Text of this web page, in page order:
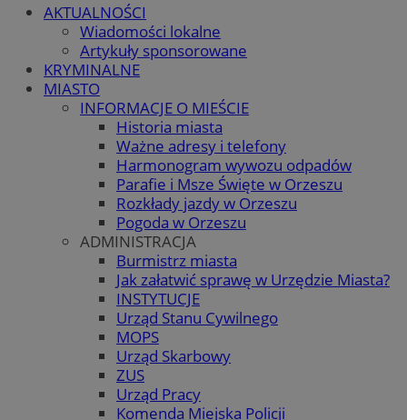
AKTUALNOŚCI
Wiadomości lokalne
Artykuły sponsorowane
KRYMINALNE
MIASTO
INFORMACJE O MIEŚCIE
Historia miasta
Ważne adresy i telefony
Harmonogram wywozu odpadów
Parafie i Msze Święte w Orzeszu
Rozkłady jazdy w Orzeszu
Pogoda w Orzeszu
ADMINISTRACJA
Burmistrz miasta
Jak załatwić sprawę w Urzędzie Miasta?
INSTYTUCJE
Urząd Stanu Cywilnego
MOPS
Urząd Skarbowy
ZUS
Urząd Pracy
Komenda Miejska Policji